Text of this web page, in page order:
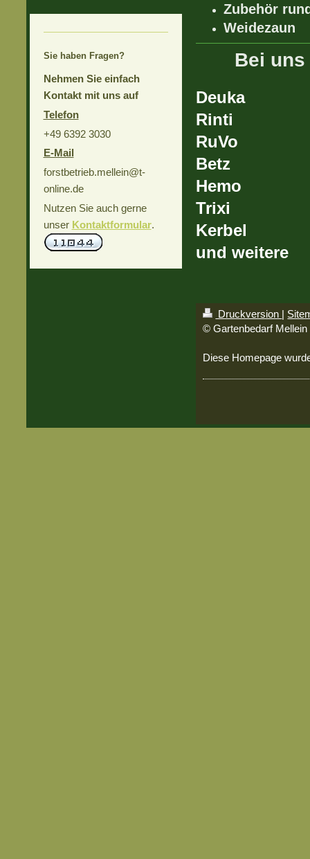
Sie haben Fragen?
Nehmen Sie einfach
Kontakt mit uns auf
Telefon
+49 6392 3030
E-Mail
forstbetrieb.mellein@t-
online.de
Nutzen Sie auch gerne
unser Kontaktformular.
Zubehör
Weidezaun
Bei
Betz
und weitere
Druckversion |
© Gartenbedarf Mellein
Diese Homepage